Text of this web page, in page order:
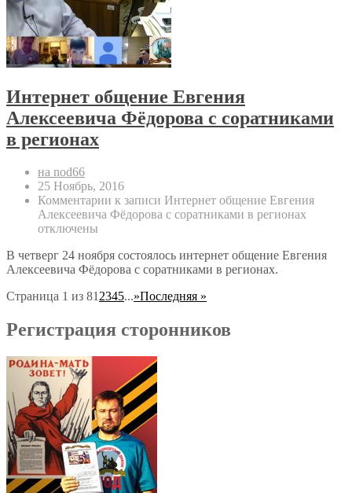
Интернет общение Евгения
Алексеевича Фёдорова с соратниками
в регионах
на nod66
25 Ноябрь, 2016
Комментарии к записи Интернет общение Евгения
Алексеевича Фёдорова с соратниками в регионах
отключены
В четверг 24 ноября состоялось интернет общение Евгения
Алексеевича Фёдорова с соратниками в регионах.
Страница 1 из 812345...»Последняя »
Регистрация сторонников